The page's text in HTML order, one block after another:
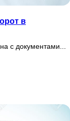
в
с документами...